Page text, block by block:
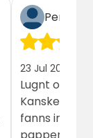
Per-Åke
23 Jul 2026
Lugnt o
Kanske en
fanns inget